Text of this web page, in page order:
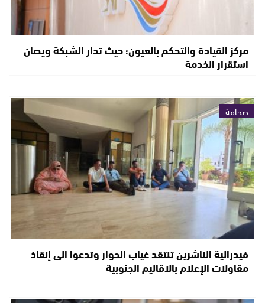
مركز القيادة والتحكم بالعيون؛ حيث تدار الشبكة ويصان
استقرار الخدمة
صحافة
فيدرالية الناشرين تنتقد غياب الحوار وتدعوا الى إنقاذ
مقاولات الإعلام بالاقاليم الجنوبية